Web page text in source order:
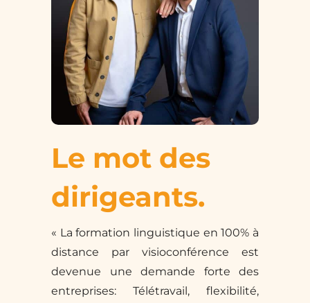
Le mot des
dirigeants.
« La formation linguistique en 100% à
distance par visioconférence est
devenue une demande forte des
entreprises: Télétravail, flexibilité,